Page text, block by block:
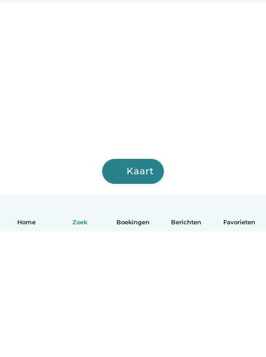
Home Zoek Boekingen Berichten Favorieten
Kaart